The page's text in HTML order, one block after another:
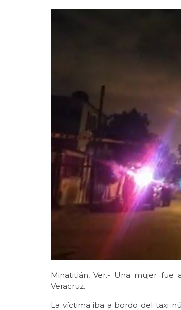
Minatitlán, Ver.- Una mujer fue
Veracruz.
La víctima iba a bordo del taxi